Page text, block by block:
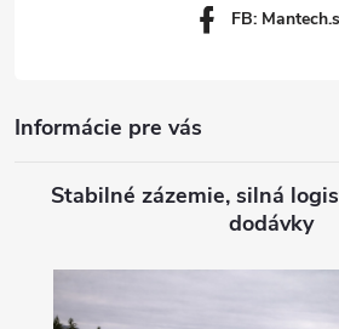
FB:
Informácie pre vás
Stabilné zázemie, silná
dodávky